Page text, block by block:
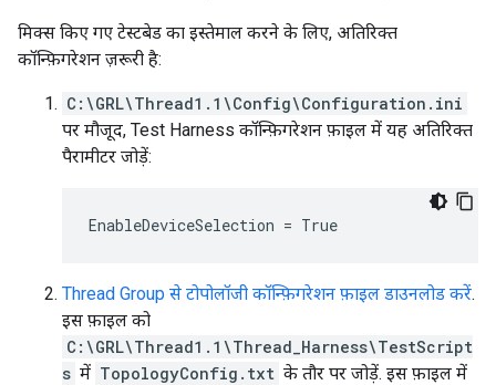
मिक्स किए गए टेस्टबेड का इस्तेमाल करने के लिए, अतिरिक्त
कॉन्फ़िगरेशन ज़रूरी है:
C:\GRL\Thread1.1\Config\Configuration.ini
पर मौजूद, Test Harness कॉन्फ़िगरेशन फ़ाइल में यह अतिरिक्त
पैरामीटर जोड़ें:
EnableDeviceSelection = True
Thread Group से टोपोलॉजी कॉन्फ़िगरेशन फ़ाइल डाउनलोड करें.
इस फ़ाइल को
C:\GRL\Thread1.1\Thread_Harness\TestScript
s में TopologyConfig.txt के तौर पर जोड़ें. इस फ़ाइल में